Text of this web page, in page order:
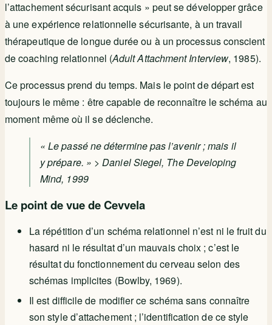
l’attachement sécurisant acquis » peut se développer grâce
à une expérience relationnelle sécurisante, à un travail
thérapeutique de longue durée ou à un processus conscient
de coaching relationnel (Adult Attachment Interview, 1985).
Ce processus prend du temps. Mais le point de départ est
toujours le même : être capable de reconnaître le schéma au
moment même où il se déclenche.
« Le passé ne détermine pas l’avenir ; mais il
y prépare. » > Daniel Siegel, The Developing
Mind, 1999
Le point de vue de Cevvela
La répétition d’un schéma relationnel n’est ni le fruit du
hasard ni le résultat d’un mauvais choix ; c’est le
résultat du fonctionnement du cerveau selon des
schémas implicites (Bowlby, 1969).
Il est difficile de modifier ce schéma sans connaître
son style d’attachement ; l’identification de ce style